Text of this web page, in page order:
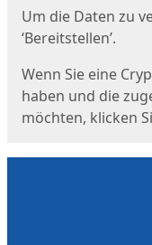
Um die Daten zu
‘Bereitstellen’.
Wenn Sie eine
haben und die
möchten, klicken